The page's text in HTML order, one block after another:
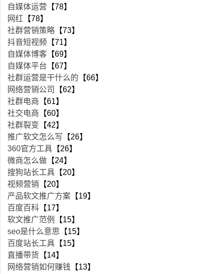
自媒体运营 【78】
网红 【78】
社群营销策略 【73】
抖音短视频 【71】
自媒体博客 【69】
自媒体平台 【67】
社群运营是干什么的 【66】
网络营销公司
【62】
社群电商 【61】
社交电商 【60】
社群裂变 【42】
推广软文怎么写 【26】
360官方工具 【26】
微商怎么做 【24】
搜狗站长工具 【20】
视频营销 【20】
产品软文推广方案 【19】
百度百科 【17】
软文推广范例
【15】
seo是什么意思 【15】
百度站长工具 【15】
直播带货 【14】
网络营销如何赚钱 【13】